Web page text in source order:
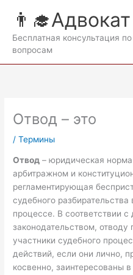
содержимому
Бесплатная консультация
вопросам
Отвод – это
/Термины
Отвод – юридическая
арбитражном и
регламентирующая
судебного
процессе. В соответствии
законодательством,
участники судебного
действий, если они лично,
косвенно, заинтересованы